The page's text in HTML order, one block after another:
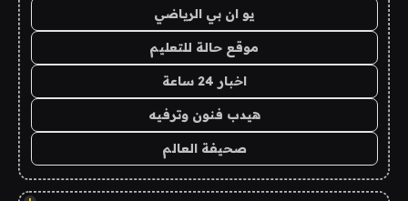
يو ان بي الرياضي
موقع حالة للتعليم
اخبار 24 ساعة
هيدب فنون وترفيه
صحيفة العالم